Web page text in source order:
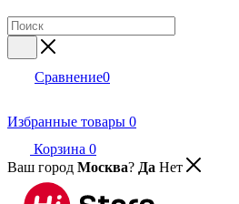
Сравнение0
Избранные товары 0
Корзина 0
Ваш город Москва? Да Нет